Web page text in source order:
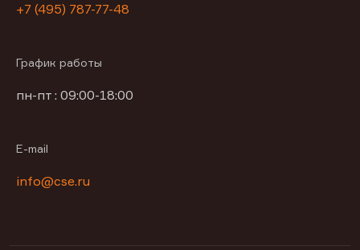
+7 (495) 787-77-48
График работы
пн-пт : 09:00-18:00
E-mail
info@cse.ru